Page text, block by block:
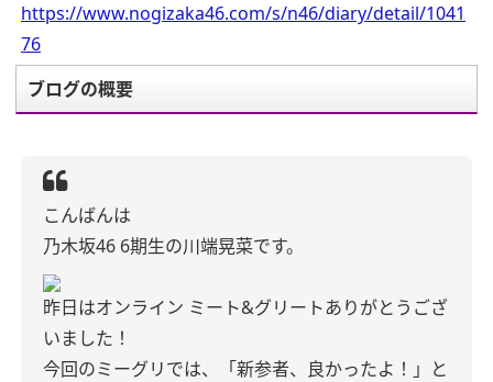
https://www.nogizaka46.com/s/n46/diary/detail/1041
76
ブログの概要
こんばんは
乃木坂46 6期生の川端晃菜です。
昨日はオンライン ミート&グリートありがとうござ
いました！
今回のミーグリでは、「新参者、良かったよ！」と